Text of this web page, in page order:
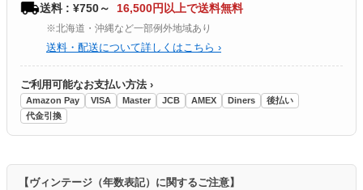
送料 : ¥750～ 16,500円以上で送料無料
※北海道・沖縄など一部例外地域あり
送料・配送について詳しくはこちら ›
ご利用可能なお支払い方法 ›
Amazon Pay VISA Master JCB AMEX Diners
後払い
代金引換
【ヴィンテージ（年数表記）に関するご注意】